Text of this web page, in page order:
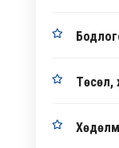
Төсөл,